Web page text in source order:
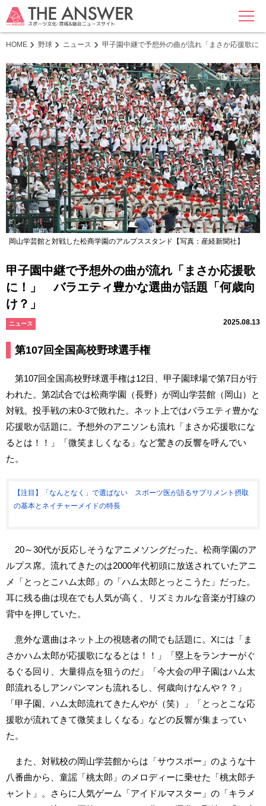
MENU
HOME 野球 ニュース 甲子園中継で予想外の曲が流れ「まさか応援歌
岡山学芸館と対戦した松商学園のアルプススタンド【写真：産経新聞社】
甲子園中継で予想外の曲が流れ「まさか応援歌
に！」 バラエティ豊かな選曲が話題「何歳向
け？」
ニュース 2025.08.13
第107回全国高校野球選手権
第107回全国高校野球選手権は12日、甲子園球場で第7日が行
われた。第2試合では松商学園（長野）が岡山学芸館（岡山）と
対戦。投手戦の末0-3で敗れた。ネット上ではバラエティ豊かな
応援歌が話題に。予想外のアニソンも流れ「まさか応援歌にな
るとは！！」「微笑ましくなる」など驚きの反響を呼んでい
た。
【注目】「なんとなく」で選ばない スポーツ医が語るサプリメント摂取
の基本とネイチャーメイドの特長
20～30代が反応しそうなアニメソングだった。松商学園のア
ルプス席。流れてきたのは2000年代初頭に放送されていたアニ
メ「とっとこハム太郎」の「ハム太郎とっとこうた」だった。
耳に残る曲は現在でも人気が高く、リズミカルな音楽が打線の
背中を押していた。
意外な選曲はネット上の視聴者の間でも話題に。Xには「ま
さかハム太郎が応援歌になるとは！！」「塁上をランナーがぐ
るぐる回り、大量得点を狙うのだ」「今大会の甲子園はハム太
郎流れるしアンパンマンも流れるし、何歳向けなんや？？」
「甲子園、ハム太郎流れてきたんやが（笑）」「とっとこな応
援歌が流れてきて微笑ましくなる」などの反響が集まってい
た。
また、対戦校の岡山学芸館からは「サウスポー」のような十
八番曲から、童謡「桃太郎」のメロディーに乗せた「桃太郎チ
ャント」。さらに人気ゲーム「アイドルマスター」の「キラメ